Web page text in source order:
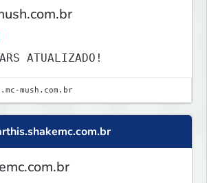
WARS ATUALIZADO!